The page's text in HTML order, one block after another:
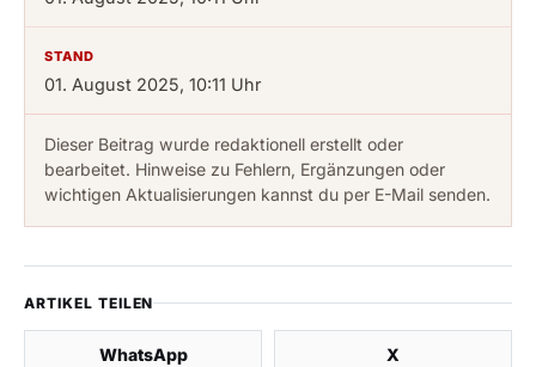
STAND
01. August 2025, 10:11 Uhr
Dieser Beitrag wurde redaktionell erstellt oder
bearbeitet. Hinweise zu Fehlern, Ergänzungen oder
wichtigen Aktualisierungen kannst du per E-Mail senden.
ARTIKEL TEILEN
WhatsApp X